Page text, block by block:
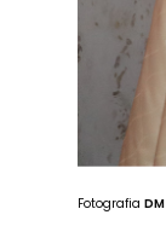
Fotografia DM